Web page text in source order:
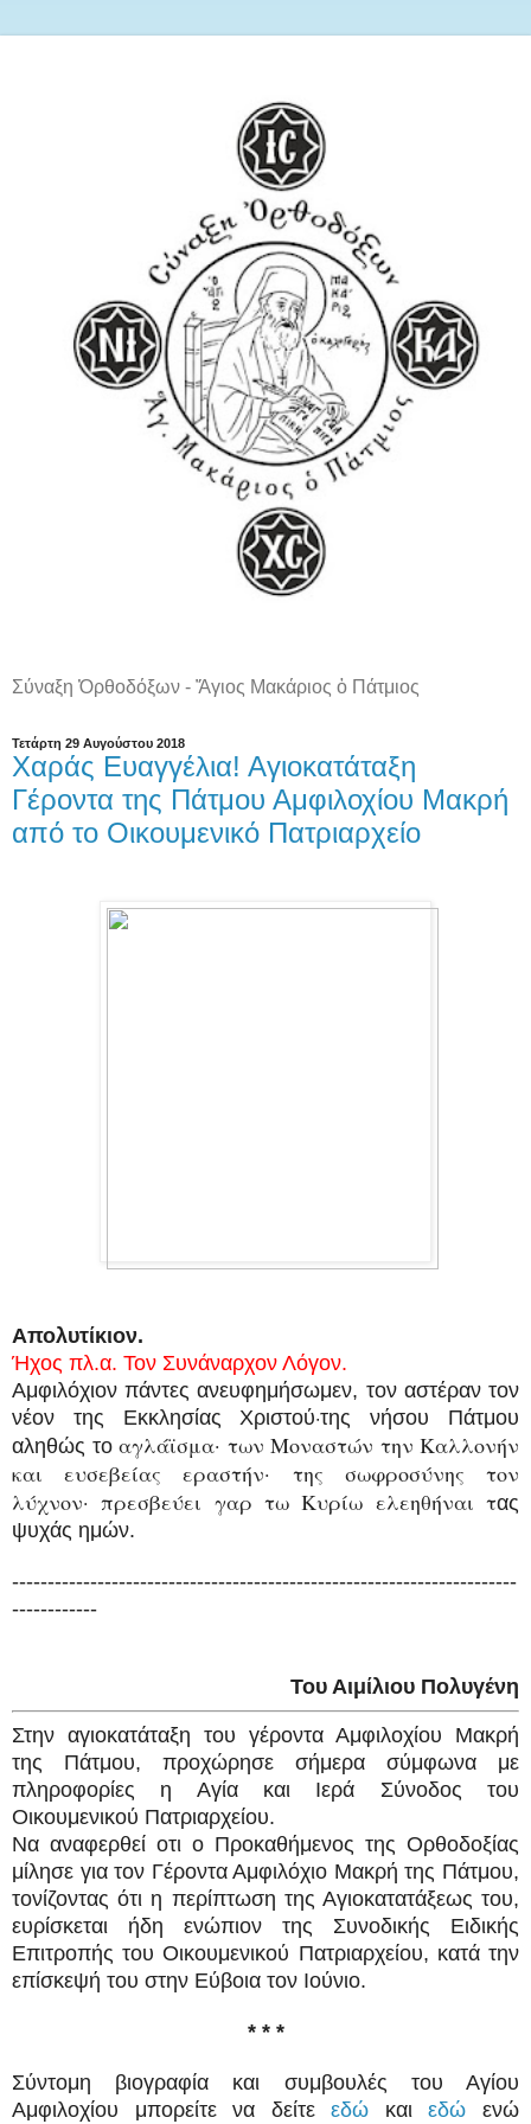
Σύναξη Ὀρθοδόξων - Ἅγιος Μακάριος ὁ Πάτμιος
Τετάρτη 29 Αυγούστου 2018
Χαράς Ευαγγέλια! Αγιοκατάταξη
Γέροντα της Πάτμου Αμφιλοχίου Μακρή
από το Οικουμενικό Πατριαρχείο
Απολυτίκιον.
Ήχος πλ.α. Τον Συνάναρχον Λόγον.
Αμφιλόχιον πάντες ανευφημήσωμεν, τον αστέραν τον
νέον της Εκκλησίας Χριστού·της νήσου Πάτμου
αληθώς το αγλάϊσμα· των Μοναστών την Καλλονήν
και ευσεβείας εραστήν· της σωφροσύνης τον
λύχνον·πρεσβεύει γαρ τω Κυρίω ελεηθήναι τας
ψυχάς ημών.
-----------------------------------------------------------------------
------------
Του Αιμίλιου Πολυγένη
Στην αγιοκατάταξη του γέροντα Αμφιλοχίου Μακρή
της Πάτμου, προχώρησε σήμερα σύμφωνα με
πληροφορίες η Αγία και Ιερά Σύνοδος του
Οικουμενικού Πατριαρχείου.
Να αναφερθεί οτι ο Προκαθήμενος της Ορθοδοξίας
μίλησε για τον Γέροντα Αμφιλόχιο Μακρή της Πάτμου,
τονίζοντας ότι η περίπτωση της Αγιοκατατάξεως του,
ευρίσκεται ήδη ενώπιον της Συνοδικής Ειδικής
Επιτροπής του Οικουμενικού Πατριαρχείου, κατά την
επίσκεψή του στην Εύβοια τον Ιούνιο.
* * *
Σύντομη βιογραφία και συμβουλές του Αγίου
Αμφιλοχίου μπορείτε να δείτεεδώ καιεδώ ενώ